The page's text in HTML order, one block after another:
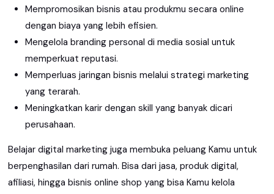
Mempromosikan bisnis atau produkmu secara online
dengan biaya yang lebih efisien.
Mengelola branding personal di media sosial untuk
memperkuat reputasi.
Memperluas jaringan bisnis melalui strategi marketing
yang terarah.
Meningkatkan karir dengan skill yang banyak dicari
perusahaan.
Belajar digital marketing juga membuka peluang Kamu untuk
berpenghasilan dari rumah. Bisa dari jasa, produk digital,
afiliasi, hingga bisnis online shop yang bisa Kamu kelola